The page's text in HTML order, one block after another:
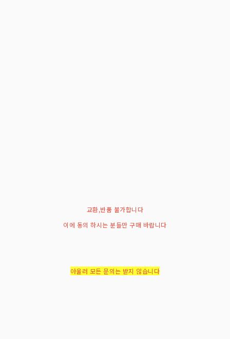
교환,반품 불가합니다
이에 동의 하시는 분들만 구매 바랍니다
아울러 모든 문의는 받지 않습니다